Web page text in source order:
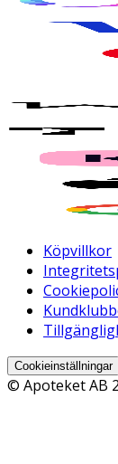
Köpvillkor
Cookieinställningar
© Apoteket AB